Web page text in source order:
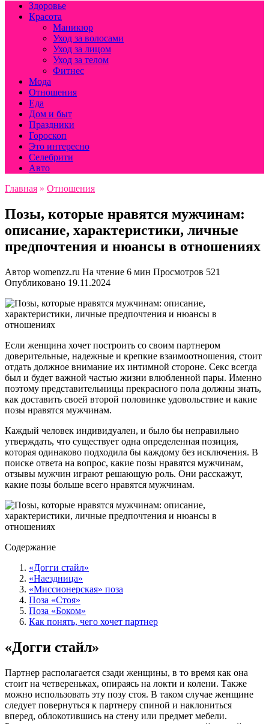
Здоровье
Красота
Маникюр
Уход за волосами
Уход за лицом
Уход за телом
Фитнес
Мода
Отношения
Еда
Дом и быт
Праздники
Гороскоп
Это интересно
Селебрити
Авто
Главная » Отношения
Позы, которые нравятся мужчинам:
описание, характеристики, личные
предпочтения и нюансы в отношениях
Автор womenzz.ru На чтение 6 мин Просмотров 521
Опубликовано 19.11.2024
Если женщина хочет построить со своим партнером
доверительные, надежные и крепкие взаимоотношения, стоит
отдать должное внимание их интимной стороне. Секс всегда
был и будет важной частью жизни влюбленной пары. Именно
поэтому представительницы прекрасного пола должны знать,
как доставить своей второй половинке удовольствие и какие
позы нравятся мужчинам.
Каждый человек индивидуален, и было бы неправильно
утверждать, что существует одна определенная позиция,
которая одинаково подходила бы каждому без исключения. В
поиске ответа на вопрос, какие позы нравятся мужчинам,
отзывы мужчин играют решающую роль. Они расскажут,
какие позы больше всего нравятся мужчинам.
Содержание
«Догги стайл»
«Наездница»
«Миссионерская» поза
Поза «Стоя»
Поза «Боком»
Как понять, чего хочет партнер
«Догги стайл»
Партнер располагается сзади женщины, в то время как она
стоит на четвереньках, опираясь на локти и колени. Также
можно использовать эту позу стоя. В таком случае женщине
следует повернуться к партнеру спиной и наклониться
вперед, облокотившись на стену или предмет мебели.